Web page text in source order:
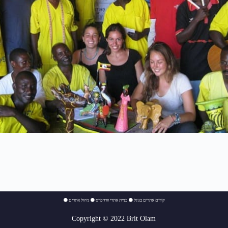
⚫ קידום אתרים בגוגל ⚫בניית אתרי וורדפרס ⚫ניהול אתרים
Copyright © 2022 Brit Olam